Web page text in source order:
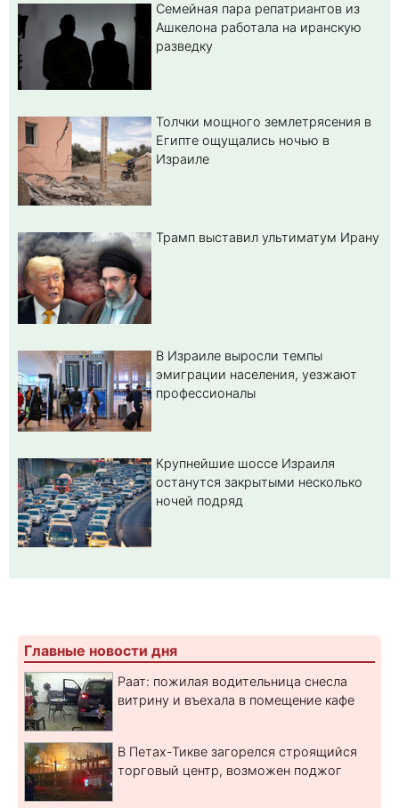
Семейная пара репатриантов из
Ашкелона работала на иранскую
разведку
Толчки мощного землетрясения в
Египте ощущались ночью в
Израиле
Трамп выставил ультиматум Ирану
В Израиле выросли темпы
эмиграции населения, уезжают
профессионалы
Крупнейшие шоссе Израиля
останутся закрытыми несколько
ночей подряд
Главные новости дня
Раат: пожилая водительница снесла
витрину и въехала в помещение кафе
В Петах-Тикве загорелся строящийся
торговый центр, возможен поджог